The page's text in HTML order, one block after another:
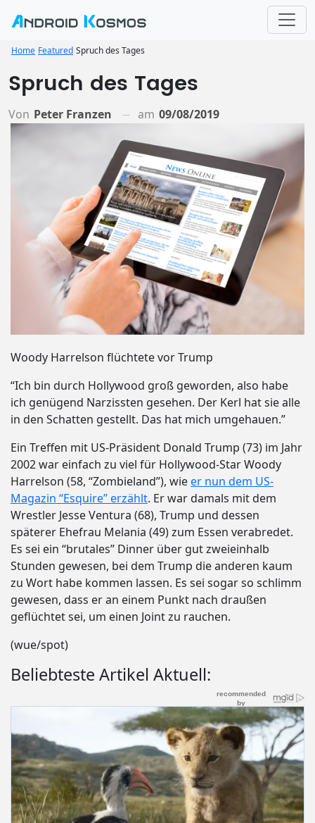
Home Featured Spruch des Tages
Spruch des Tages
Von Peter Franzen am 09/08/2019
Woody Harrelson flüchtete vor Trump
“Ich bin durch Hollywood groß geworden, also habe
ich genügend Narzissten gesehen. Der Kerl hat sie alle
in den Schatten gestellt. Das hat mich umgehauen.”
Ein Treffen mit US-Präsident Donald Trump (73) im Jahr
2002 war einfach zu viel für Hollywood-Star Woody
Harrelson (58, “Zombieland”), wieer nun dem US-
Magazin “Esquire” erzählt. Er war damals mit dem
Wrestler Jesse Ventura (68), Trump und dessen
späterer Ehefrau Melania (49) zum Essen verabredet.
Es sei ein “brutales” Dinner über gut zweieinhalb
Stunden gewesen, bei dem Trump die anderen kaum
zu Wort habe kommen lassen. Es sei sogar so schlimm
gewesen, dass er an einem Punkt nach draußen
geflüchtet sei, um einen Joint zu rauchen.
(wue/spot)
Beliebteste Artikel Aktuell: